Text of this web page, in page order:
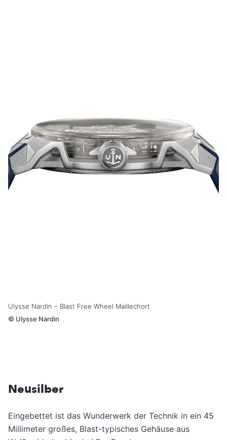
Ulysse Nardin – Blast Free Wheel Maillechort
© Ulysse Nardin
Neusilber
Eingebettet ist das Wunderwerk der Technik in ein 45
Millimeter großes, Blast-typisches Gehäuse aus